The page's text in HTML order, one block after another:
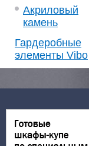
Акриловый
камень
Гардеробные
элементы Vibo